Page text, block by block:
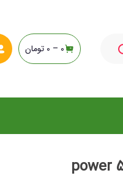
0 –
0 تومان